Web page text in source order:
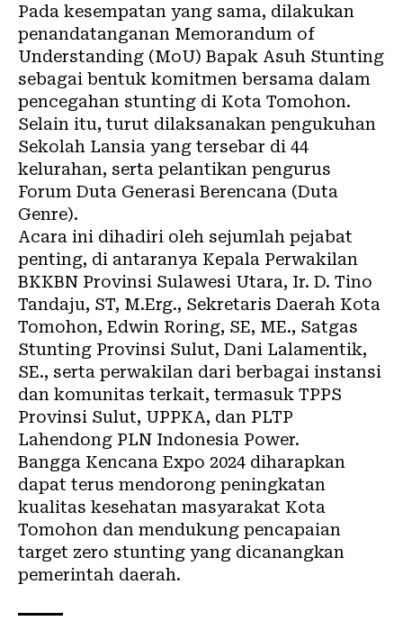
Pada kesempatan yang sama, dilakukan
penandatanganan Memorandum of
Understanding (MoU) Bapak Asuh Stunting
sebagai bentuk komitmen bersama dalam
pencegahan stunting di Kota Tomohon.
Selain itu, turut dilaksanakan pengukuhan
Sekolah Lansia yang tersebar di 44
kelurahan, serta pelantikan pengurus
Forum Duta Generasi Berencana (Duta
Genre).
Acara ini dihadiri oleh sejumlah pejabat
penting, di antaranya Kepala Perwakilan
BKKBN Provinsi Sulawesi Utara, Ir. D. Tino
Tandaju, ST, M.Erg., Sekretaris Daerah Kota
Tomohon, Edwin Roring, SE, ME., Satgas
Stunting Provinsi Sulut, Dani Lalamentik,
SE., serta perwakilan dari berbagai instansi
dan komunitas terkait, termasuk TPPS
Provinsi Sulut, UPPKA, dan PLTP
Lahendong PLN Indonesia Power.
Bangga Kencana Expo 2024 diharapkan
dapat terus mendorong peningkatan
kualitas kesehatan masyarakat Kota
Tomohon dan mendukung pencapaian
target zero stunting yang dicanangkan
pemerintah daerah.